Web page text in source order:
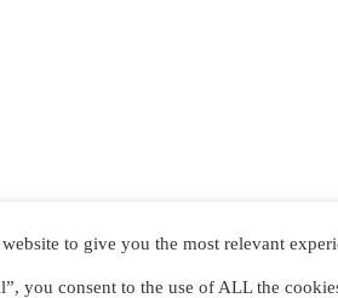
to give you the most relevant
you consent to the use of ALL the